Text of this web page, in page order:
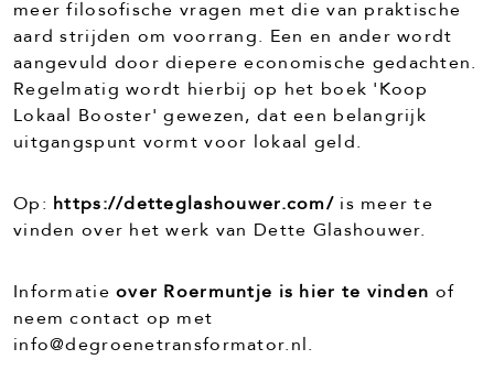
meer filosofische vragen met die van praktische
aard strijden om voorrang. Een en ander wordt
aangevuld door diepere economische gedachten.
Regelmatig wordt hierbij op het boek 'Koop
Lokaal Booster' gewezen, dat een belangrijk
uitgangspunt vormt voor lokaal geld.
Op: https://detteglashouwer.com/is meer te
vinden over het werk van Dette Glashouwer.
Informatieover Roermuntje is hier te vinden of
neem contact op met
info@degroenetransformator.nl.